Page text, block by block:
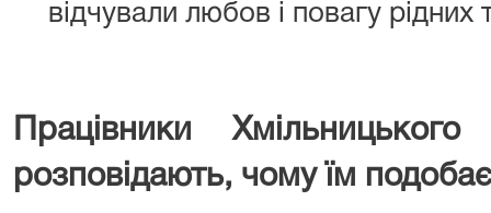
відчували любов і повагу
Працівники
розповідають, чому їм